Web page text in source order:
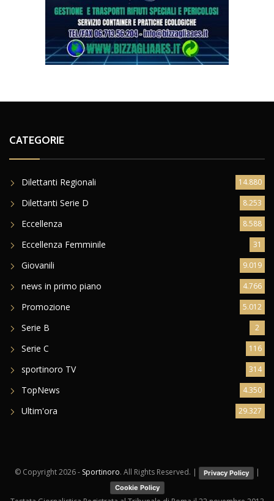
CATEGORIE
Dilettanti Regionali 14.880
Dilettanti Serie D 8.253
Eccellenza 8.588
Eccellenza Femminile 31
Giovanili 9.019
news in primo piano 4.766
Promozione 5.012
Serie B 2
Serie C 116
sportinoro TV 314
TopNews 4.350
Ultim'ora 29.327
© Copyright2026 - Sportinoro. All Rights Reserved. | Privacy Policy
Cookie Policy